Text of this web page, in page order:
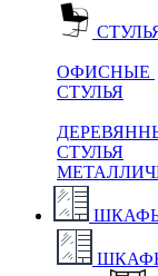
ОФИСНЫЕ
СТУЛЬЯ
СТУЛЬЯ